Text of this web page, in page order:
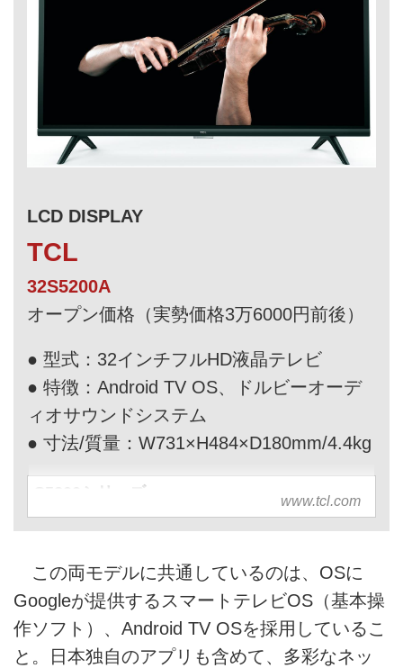
LCD DISPLAY
TCL
32S5200A
オープン価格（実勢価格3万6000円前後）
● 型式：32インチフルHD液晶テレビ
● 特徴：Android TV OS、ドルビーオーデ
ィオサウンドシステム
● 寸法/質量：W731×H484×D180mm/4.4kg
S5200シリーズ www.tcl.com
この両モデルに共通しているのは、OSに
Googleが提供するスマートテレビOS（基本操
作ソフト）、Android TV OSを採用しているこ
と。日本独自のアプリも含めて、多彩なネッ